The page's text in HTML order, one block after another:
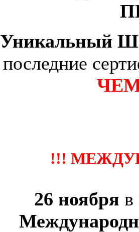
Уникальный
последние
!!!
26 ноября в